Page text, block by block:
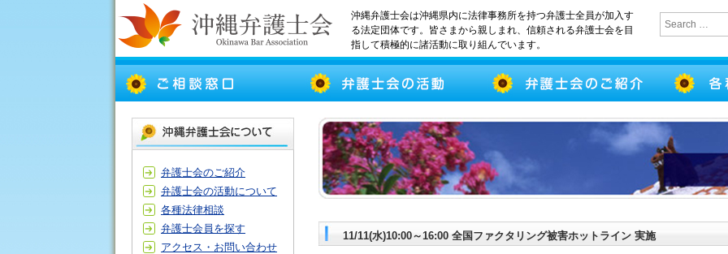
沖縄弁護士会は沖縄県内に法律事務所を持つ弁護士全員が加入す
る法定団体です。皆さまから親しまれ、信頼される弁護士会を目
指して積極的に諸活動に取り組んでいます。
弁護士会のご紹介
弁護士会の活動について
各種法律相談
弁護士会員を探す
アクセス・お問い合わせ
11/11(水)10:00～16:00 全国ファクタリング被害ホットライン 実施